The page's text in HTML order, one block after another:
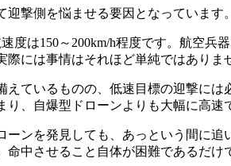
撃側を悩ませる要因となっています。
は150～200km/h程度です。航空兵
には事情はそれほど単純ではありま
ているものの、低速目標の迎撃に
、自爆型ドローンよりも大幅に高速
ンを発見しても、あっという間に
中させること自体が困難であるだけ